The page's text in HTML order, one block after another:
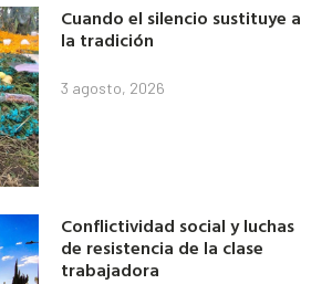
Cuando el silencio sustituye a
la tradición
3 agosto, 2026
Conflictividad social y luchas
de resistencia de la clase
trabajadora